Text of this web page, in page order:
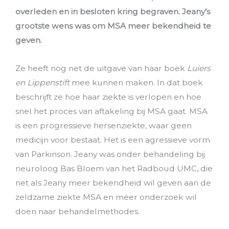
overleden en in besloten kring begraven. Jeany’s
grootste wens was om MSA meer bekendheid te
geven.
Ze heeft nog net de uitgave van haar boek Luiers
en Lippenstiftmee kunnen maken. In dat boek
beschrijft ze hoe haar ziekte is verlopen en hoe
snel het proces van aftakeling bij MSA gaat. MSA
is een progressieve hersenziekte, waar geen
medicijn voor bestaat. Het is een agressieve vorm
van Parkinson. Jeany was onder behandeling bij
neuroloog Bas Bloem van het Radboud UMC, die
net als Jeany meer bekendheid wil geven aan de
zeldzame ziekte MSA en meer onderzoek wil
doen naar behandelmethodes.